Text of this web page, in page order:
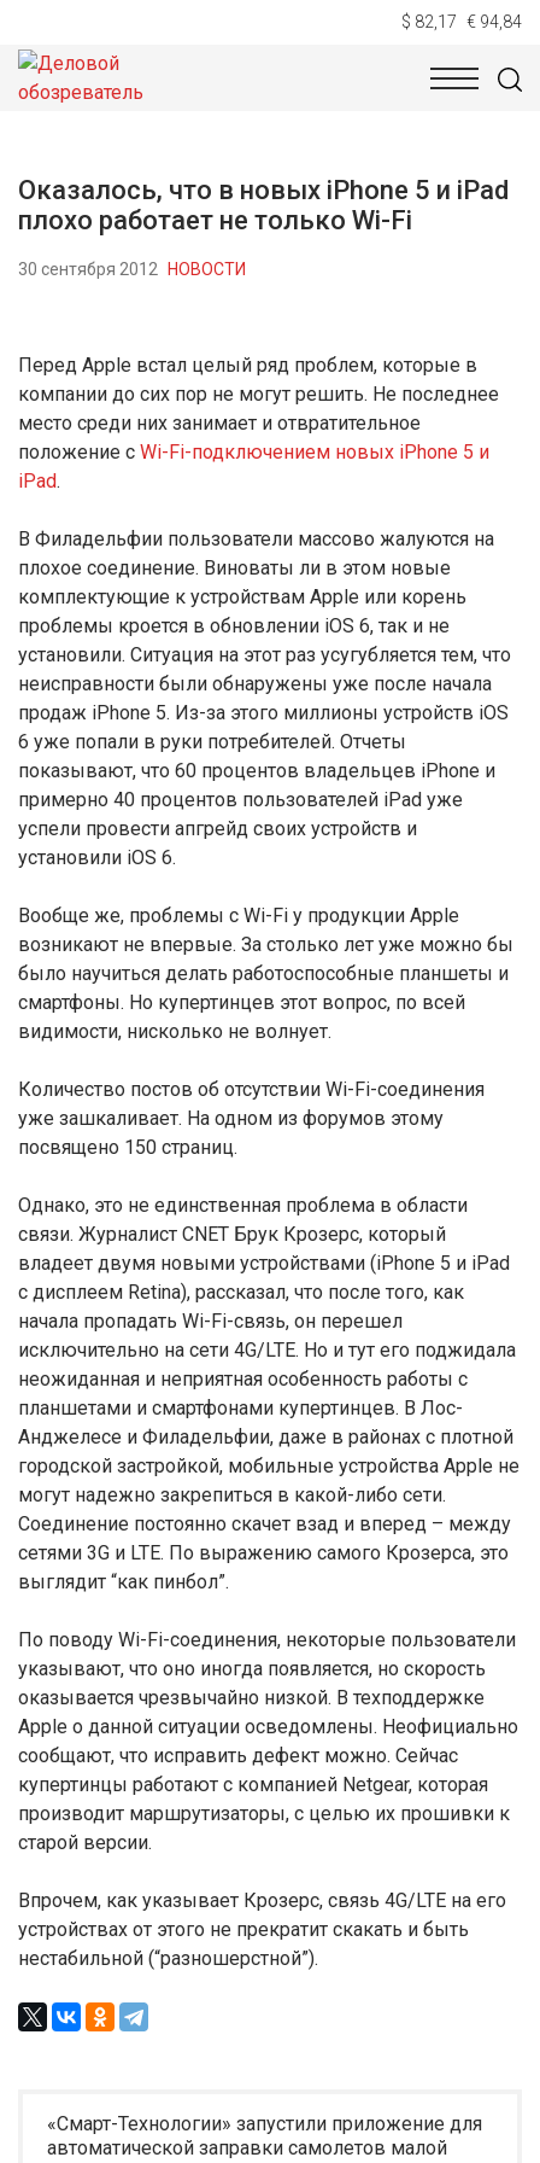
$ 82,17 € 94,84
НОВОСТИ
Оказалось, что в новых iPhone 5 и iPad
плохо работает не только Wi-Fi
30 сентября 2012 НОВОСТИ
Перед Apple встал целый ряд проблем, которые в
компании до сих пор не могут решить. Не последнее
место среди них занимает и отвратительное
положение с Wi-Fi-подключением новых iPhone 5 и
iPad.
В Филадельфии пользователи массово жалуются на
плохое соединение. Виноваты ли в этом новые
комплектующие к устройствам Apple или корень
проблемы кроется в обновлении iOS 6, так и не
установили. Ситуация на этот раз усугубляется тем, что
неисправности были обнаружены уже после начала
продаж iPhone 5. Из-за этого миллионы устройств iOS
6 уже попали в руки потребителей. Отчеты
показывают, что 60 процентов владельцев iPhone и
примерно 40 процентов пользователей iPad уже
успели провести апгрейд своих устройств и
установили iOS 6.
Вообще же, проблемы с Wi-Fi у продукции Apple
возникают не впервые. За столько лет уже можно бы
было научиться делать работоспособные планшеты и
смартфоны. Но купертинцев этот вопрос, по всей
видимости, нисколько не волнует.
Количество постов об отсутствии Wi-Fi-соединения
уже зашкаливает. На одном из форумов этому
посвящено 150 страниц.
Однако, это не единственная проблема в области
связи. Журналист CNET Брук Крозерс, который
владеет двумя новыми устройствами (iPhone 5 и iPad
с дисплеем Retina), рассказал, что после того, как
начала пропадать Wi-Fi-связь, он перешел
исключительно на сети 4G/LTE. Но и тут его поджидала
неожиданная и неприятная особенность работы с
планшетами и смартфонами купертинцев. В Лос-
Анджелесе и Филадельфии, даже в районах с плотной
городской застройкой, мобильные устройства Apple не
могут надежно закрепиться в какой-либо сети.
Соединение постоянно скачет взад и вперед – между
сетями 3G и LTE. По выражению самого Крозерса, это
выглядит “как пинбол”.
По поводу Wi-Fi-соединения, некоторые пользователи
указывают, что оно иногда появляется, но скорость
оказывается чрезвычайно низкой. В техподдержке
Apple о данной ситуации осведомлены. Неофициально
сообщают, что исправить дефект можно. Сейчас
купертинцы работают с компанией Netgear, которая
производит маршрутизаторы, с целью их прошивки к
старой версии.
Впрочем, как указывает Крозерс, связь 4G/LTE на его
устройствах от этого не прекратит скакать и быть
нестабильной (“разношерстной”).
«Смарт-Технологии» запустили приложение для
автоматической заправки самолетов малой